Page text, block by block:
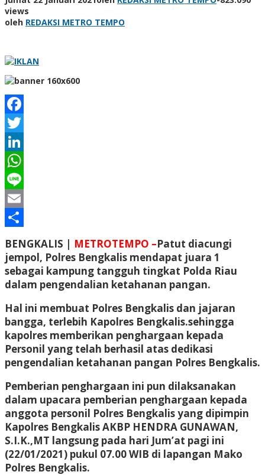
views
oleh REDAKSI METRO TEMPO
Facebook
Twitter
LinkedIn
WhatsApp
Line
Email
BENGKALIS | METROTEMPO –Patut diacungi
jempol, Polres Bengkalis mendapat juara 1
sebagai kampung tangguh tingkat Polda Riau
dalam pengendalian ketahanan pangan.
Hal ini membuat Polres Bengkalis dan jajaran
bangga, terlebih Kapolres Bengkalis.sehingga
kapolres memberikan penghargaan kepada
Personil yang telah berhasil atas dedikasi
pengendalian ketahanan pangan Polres Bengkalis.
Pemberian penghargaan ini pun dilaksanakan
dalam upacara pemberian penghargaan kepada
anggota personil Polres Bengkalis yang dipimpin
Kapolres Bengkalis AKBP HENDRA GUNAWAN,
S.I.K.,MT langsung pada hari Jum’at pagi ini
(22/01/2021) pukul 07.00 WIB di lapangan Mako
Polres Bengkalis.